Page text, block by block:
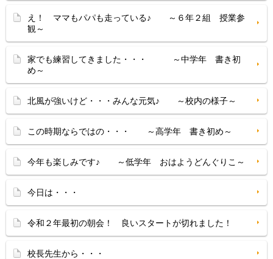
え！ ママもパパも走っている♪ ～６年２組 授業参
観～
家でも練習してきました・・・ ～中学年 書き初
め～
北風が強いけど・・・みんな元気♪ ～校内の様子～
この時期ならではの・・・ ～高学年 書き初め～
今年も楽しみです♪ ～低学年 おはようどんぐりこ～
今日は・・・
令和２年最初の朝会！ 良いスタートが切れました！
校長先生から・・・